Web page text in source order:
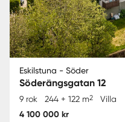
Eskilstuna - Söder
Söderängsgatan 12
9 rok 244 + 122 m2 Villa
4 100 000 kr